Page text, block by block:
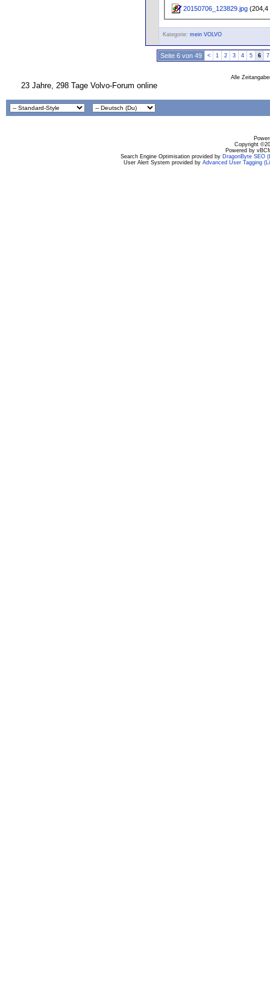
20150706_123829.jpg (204,4
Kategorie: mein VOLVO
Seite 6 von 49 < 1 2 3 4 5 6 7
Alle
23 Jahre, 298 Tage Volvo-Forum online
Copyright
Powered by
Search Engine Optimisation provided by DragonByte SEO
User Alert System provided by Advanced User Tagging